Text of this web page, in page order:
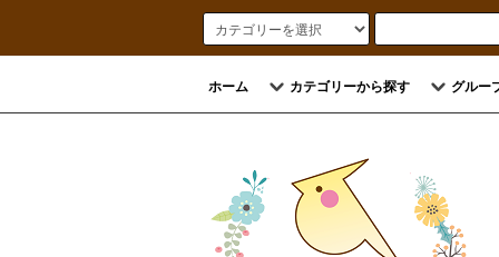
ホーム カテゴリーから探す グルー